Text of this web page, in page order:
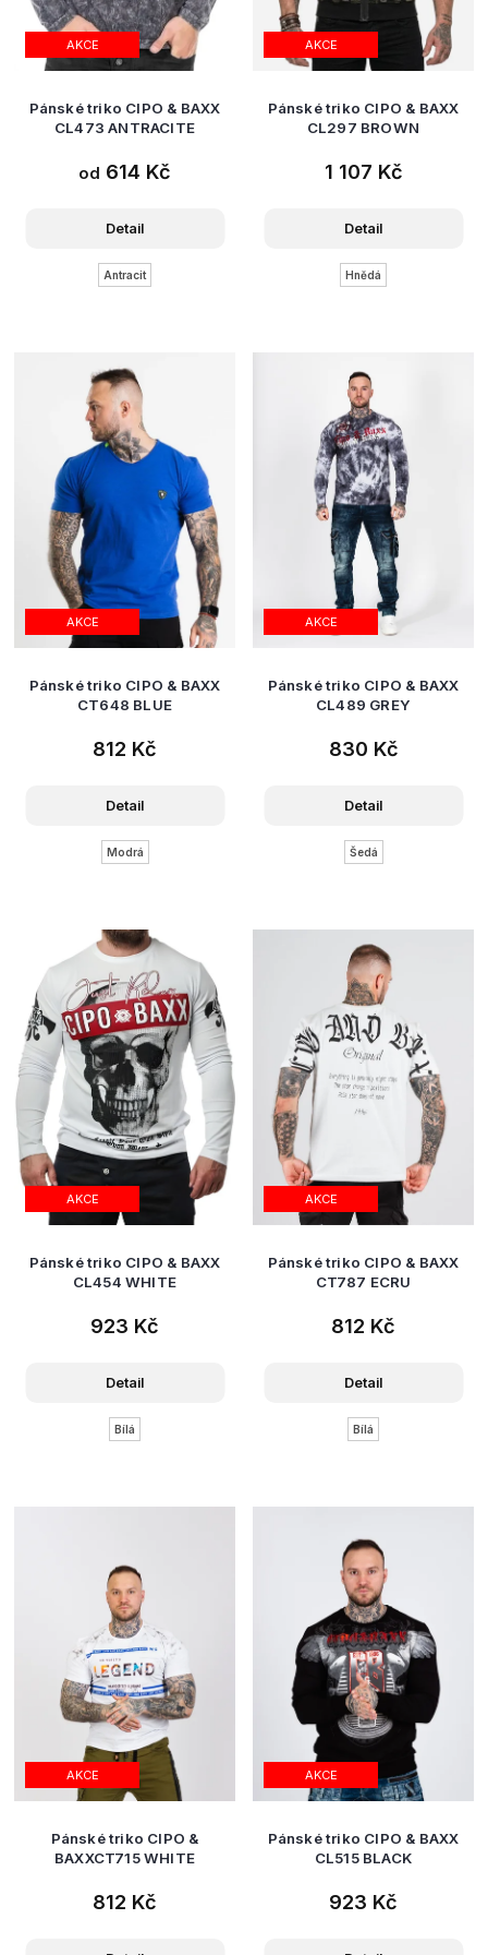
AKCE
Pánské triko CIPO & BAXX
CL473 ANTRACITE
od 614 Kč
Detail
Antracit
AKCE
Pánské triko CIPO & BAXX
CL297 BROWN
1 107 Kč
Detail
Hnědá
AKCE
Pánské triko CIPO & BAXX
CT648 BLUE
812 Kč
Detail
Modrá
AKCE
Pánské triko CIPO & BAXX
CL489 GREY
830 Kč
Detail
Šedá
AKCE
Pánské triko CIPO & BAXX
CL454 WHITE
923 Kč
Detail
Bílá
AKCE
Pánské triko CIPO & BAXX
CT787 ECRU
812 Kč
Detail
Bílá
AKCE
Pánské triko CIPO &
BAXXCT715 WHITE
812 Kč
AKCE
Pánské triko CIPO & BAXX
CL515 BLACK
923 Kč